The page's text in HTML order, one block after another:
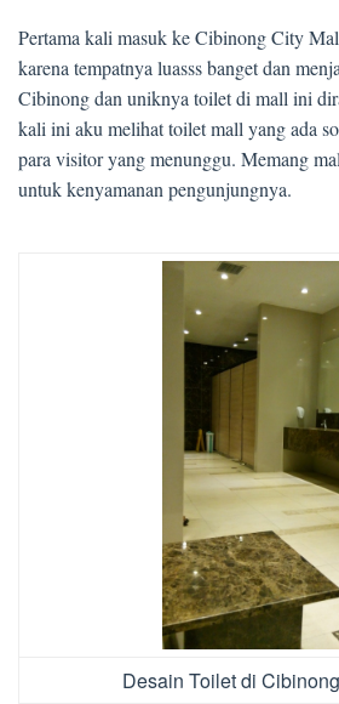
Pertama kali masuk ke Cibinong City
karena tempatnya luasss banget dan
Cibinong dan uniknya toilet di mall ini
kali ini aku melihat toilet mall yang ada
para visitor yang menunggu. Memang
untuk kenyamanan pengunjungnya.
Desain Toilet di